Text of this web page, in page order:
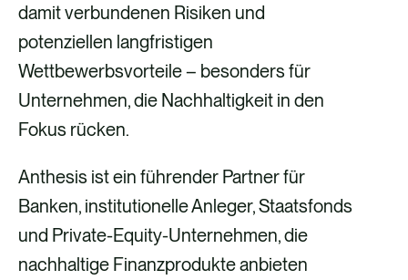
damit verbundenen Risiken und
potenziellen langfristigen
Wettbewerbsvorteile – besonders für
Unternehmen, die Nachhaltigkeit in den
Fokus rücken.
Anthesis ist ein führender Partner für
Banken, institutionelle Anleger, Staatsfonds
und Private-Equity-Unternehmen, die
nachhaltige Finanzprodukte anbieten